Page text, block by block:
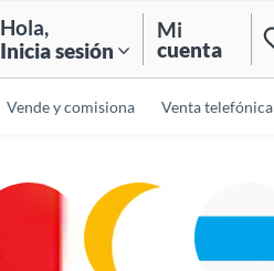
Hola,
Inicia sesión
Mi
cuenta
Vende y comisiona Venta telefónica